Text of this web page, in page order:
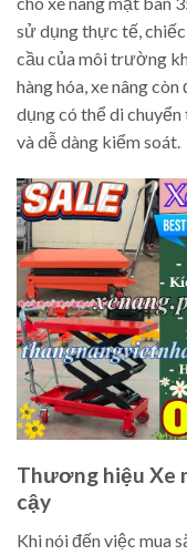
sử dụng thực tế,
cầu của môi trường
hàng hóa, xe nâng
dụng có thể di
và dễ dàng kiểm soát.
Thương hiệu Xe
cậy
Khi nói đến việc mua